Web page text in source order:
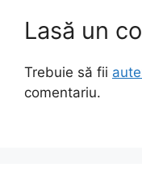
Lasă un
Trebuie să fii
comentariu.